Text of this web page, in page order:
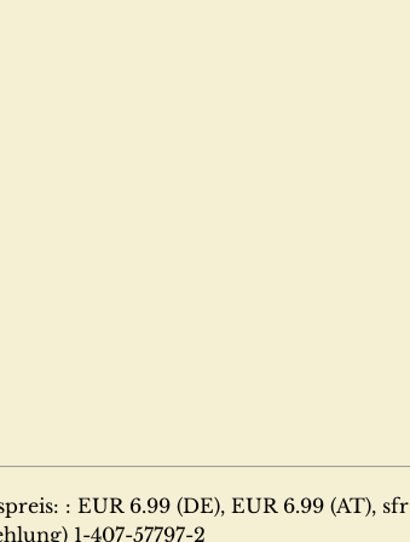
: EUR 6.99 (DE), EUR 6.99 (AT), sfr
1-407-57797-2